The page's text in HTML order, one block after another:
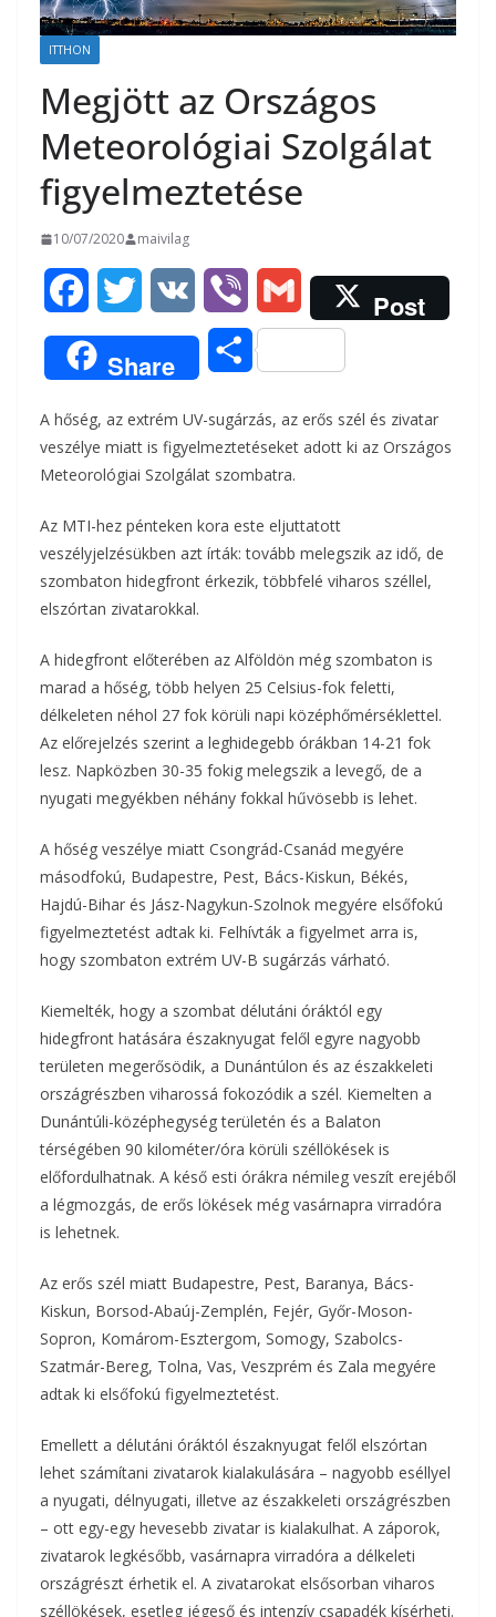
ITTHON
Megjött az Országos
Meteorológiai Szolgálat
figyelmeztetése
10/07/2020 maivilag
a
c
e
b
o
k
w
i
t
t
r
K
i
b
e
r
m
a
i
Post
Share
O
s
z
a
m
g
A hőség, az extrém UV-sugárzás, az erős szél és zivatar
veszélye miatt is figyelmeztetéseket adott ki az Országos
Meteorológiai Szolgálat szombatra.
Az MTI-hez pénteken kora este eljuttatott
veszélyjelzésükben azt írták: tovább melegszik az idő, de
szombaton hidegfront érkezik, többfelé viharos széllel,
elszórtan zivatarokkal.
A hidegfront előterében az Alföldön még szombaton is
marad a hőség, több helyen 25 Celsius-fok feletti,
délkeleten néhol 27 fok körüli napi középhőmérséklettel.
Az előrejelzés szerint a leghidegebb órákban 14-21 fok
lesz. Napközben 30-35 fokig melegszik a levegő, de a
nyugati megyékben néhány fokkal hűvösebb is lehet.
A hőség veszélye miatt Csongrád-Csanád megyére
másodfokú, Budapestre, Pest, Bács-Kiskun, Békés,
Hajdú-Bihar és Jász-Nagykun-Szolnok megyére elsőfokú
figyelmeztetést adtak ki. Felhívták a figyelmet arra is,
hogy szombaton extrém UV-B sugárzás várható.
Kiemelték, hogy a szombat délutáni óráktól egy
hidegfront hatására északnyugat felől egyre nagyobb
területen megerősödik, a Dunántúlon és az északkeleti
országrészben viharossá fokozódik a szél. Kiemelten a
Dunántúli-középhegység területén és a Balaton
térségében 90 kilométer/óra körüli széllökések is
előfordulhatnak. A késő esti órákra némileg veszít erejéből
a légmozgás, de erős lökések még vasárnapra virradóra
is lehetnek.
Az erős szél miatt Budapestre, Pest, Baranya, Bács-
Kiskun, Borsod-Abaúj-Zemplén, Fejér, Győr-Moson-
Sopron, Komárom-Esztergom, Somogy, Szabolcs-
Szatmár-Bereg, Tolna, Vas, Veszprém és Zala megyére
adtak ki elsőfokú figyelmeztetést.
Emellett a délutáni óráktól északnyugat felől elszórtan
lehet számítani zivatarok kialakulására – nagyobb eséllyel
a nyugati, délnyugati, illetve az északkeleti országrészben
– ott egy-egy hevesebb zivatar is kialakulhat. A záporok,
zivatarok legkésőbb, vasárnapra virradóra a délkeleti
országrészt érhetik el. A zivatarokat elsősorban viharos
széllökések, esetleg jégeső és intenzív csapadék kísérheti.